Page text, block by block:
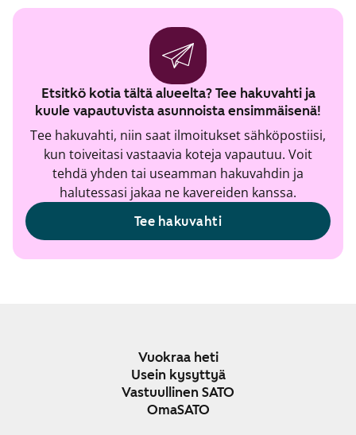
Etsitkö kotia tältä alueelta? Tee hakuvahti ja
kuule vapautuvista asunnoista ensimmäisenä!
Tee hakuvahti, niin saat ilmoitukset sähköpostiisi,
kun toiveitasi vastaavia koteja vapautuu. Voit
tehdä yhden tai useamman hakuvahdin ja
halutessasi jakaa ne kavereiden kanssa.
Tee hakuvahti
Vuokraa heti
Usein kysyttyä
Vastuullinen SATO
OmaSATO